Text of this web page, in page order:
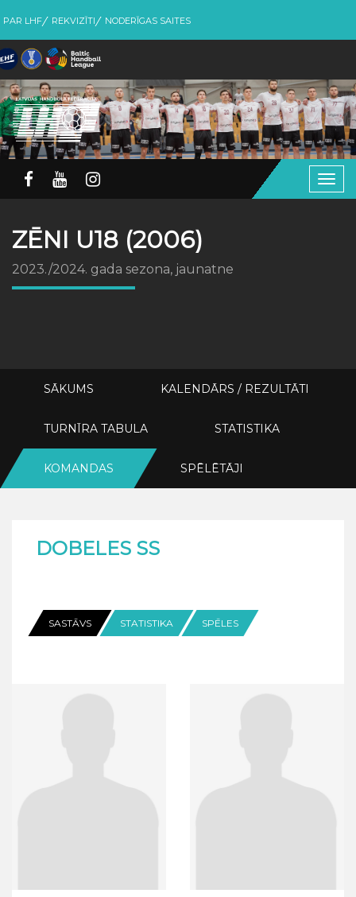
PAR LHF REKVIZĪTI NODERĪGAS SAITES
ZĒNI U18 (2006)
2023./2024. gada sezona, jaunatne
SĀKUMS KALENDĀRS / REZULTĀTI
TURNĪRA TABULA STATISTIKA
KOMANDAS SPĒLĒTĀJI
DOBELES SS
SASTĀVS STATISTIKA SPĒLES